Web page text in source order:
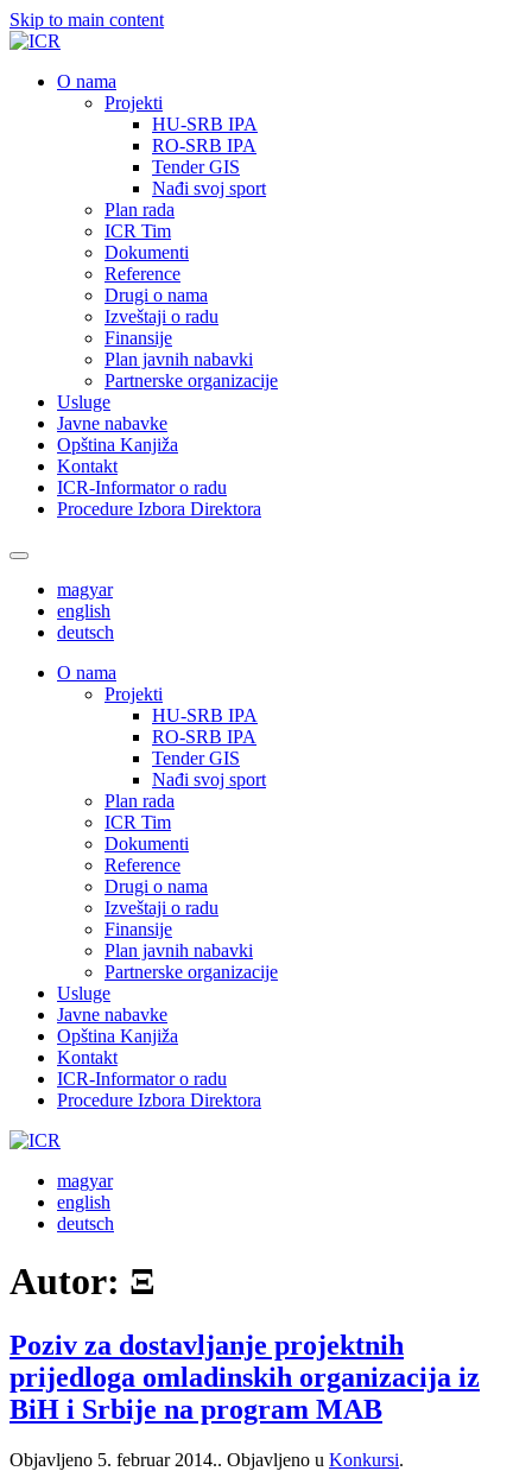
Skip to main content
О nama
Projekti
HU-SRB IPA
RO-SRB IPA
Tender GIS
Nađi svoj sport
Plan rada
ICR Tim
Dokumenti
Reference
Drugi o nama
Izveštaji o radu
Finansije
Plan javnih nabavki
Partnerske organizacije
Usluge
Javne nabavke
Opština Kanjiža
Kontakt
ICR-Informator o radu
Procedure Izbora Direktora
magyar
english
deutsch
О nama
Projekti
HU-SRB IPA
RO-SRB IPA
Tender GIS
Nađi svoj sport
Plan rada
ICR Tim
Dokumenti
Reference
Drugi o nama
Izveštaji o radu
Finansije
Plan javnih nabavki
Partnerske organizacije
Usluge
Javne nabavke
Opština Kanjiža
Kontakt
ICR-Informator o radu
Procedure Izbora Direktora
magyar
english
deutsch
Autor: Ξ
Poziv za dostavljanje projektnih
prijedloga omladinskih organizacija iz
BiH i Srbije na program MAB
Objavljeno 5. februar 2014.. Objavljeno u Konkursi.